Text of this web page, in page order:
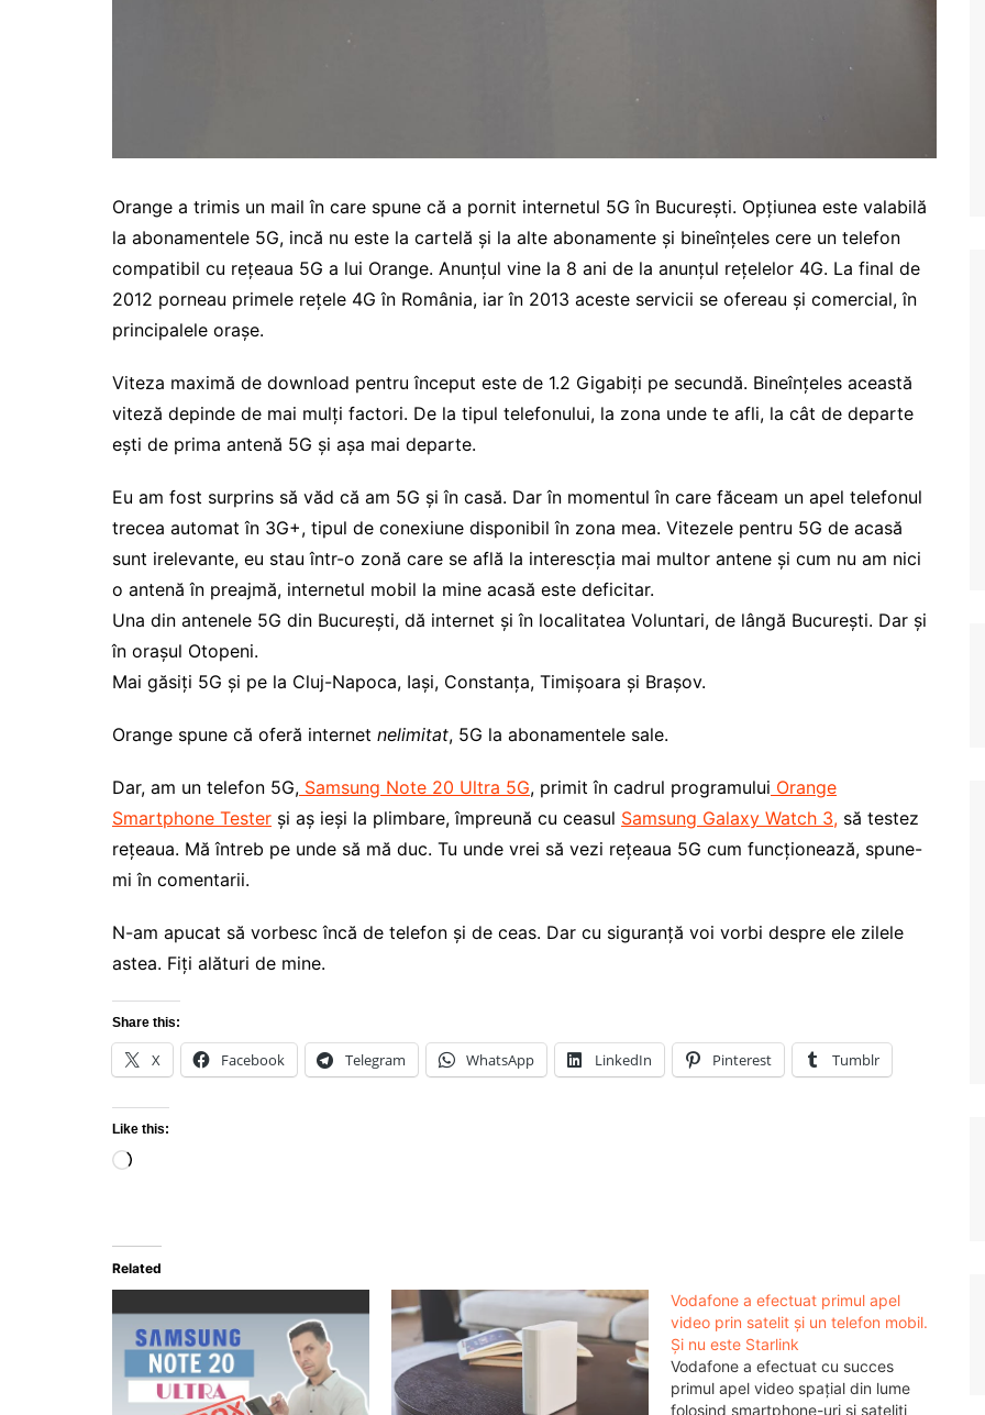
Orange a trimis un mail în care spune că a pornit internetul 5G în București. Opțiunea este valabilă
la abonamentele 5G, incă nu este la cartelă și la alte abonamente și bineînțeles cere un telefon
compatibil cu rețeaua 5G a lui Orange. Anunțul vine la 8 ani de la anunțul rețelelor 4G. La final de
2012 porneau primele rețele 4G în România, iar în 2013 aceste servicii se ofereau și comercial, în
principalele orașe.
Viteza maximă de download pentru început este de 1.2 Gigabiți pe secundă. Bineînțeles această
viteză depinde de mai mulți factori. De la tipul telefonului, la zona unde te afli, la cât de departe
ești de prima antenă 5G și așa mai departe.
Eu am fost surprins să văd că am 5G și în casă. Dar în momentul în care făceam un apel telefonul
trecea automat în 3G+, tipul de conexiune disponibil în zona mea. Vitezele pentru 5G de acasă
sunt irelevante, eu stau într-o zonă care se află la interescția mai multor antene și cum nu am nici
o antenă în preajmă, internetul mobil la mine acasă este deficitar.
Una din antenele 5G din București, dă internet și în localitatea Voluntari, de lângă București. Dar și
în orașul Otopeni.
Mai găsiți 5G și pe la Cluj-Napoca, Iași, Constanța, Timișoara și Brașov.
Orange spune că oferă internet nelimitat, 5G la abonamentele sale.
Dar, am un telefon 5G, Samsung Note 20 Ultra 5G, primit în cadrul programului Orange
Smartphone Tester și aș ieși la plimbare, împreună cu ceasul Samsung Galaxy Watch 3, să testez
rețeaua. Mă întreb pe unde să mă duc. Tu unde vrei să vezi rețeaua 5G cum funcționează, spune-
mi în comentarii.
N-am apucat să vorbesc încă de telefon și de ceas. Dar cu siguranță voi vorbi despre ele zilele
astea. Fiți alături de mine.
Share this:
X Facebook Telegram WhatsApp LinkedIn Pinterest Tumblr
Like this:
Loading…
Related
Vodafone a efectuat primul apel
video prin satelit și un telefon mobil.
Și nu este Starlink
Vodafone a efectuat cu succes
primul apel video spațial din lume
folosind smartphone-uri și sateliți